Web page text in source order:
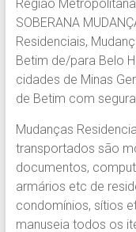
Içamentos
em
BH
e
Região.
Segurança,
Confiança.
Região
SOBERANA
Residenciais,
Betim de/para Belo
cidades de Minas
de Betim com
Mudanças
transportados são
documentos,
armários etc de
condomínios, sítios
manuseia todos os